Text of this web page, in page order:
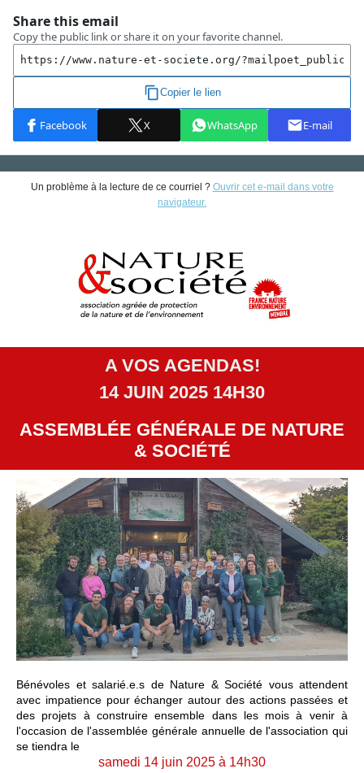
Un problème à la lecture de ce courriel ? Ouvrir cet e-mail dans votre
navigateur.
A VOS AGENDAS!
14 JUIN 2025 14H30
ASSEMBLÉE GÉNÉRALE DE NATURE
& SOCIÉTÉ
Bénévoles et salarié.e.s de Nature & Société vous attendent
avec impatience pour échanger autour des actions passées et
des projets à construire ensemble dans les mois à venir à
l'occasion de l'assemblée générale annuelle de l'association qui
se tiendra le
samedi 14 juin 2025 à 14h30